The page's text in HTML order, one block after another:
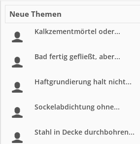
Neue Themen
Kalkzementmörtel oder...
Bad fertig gefließt, aber...
Haftgrundierung halt nicht...
Sockelabdichtung ohne...
Stahl in Decke durchbohren...